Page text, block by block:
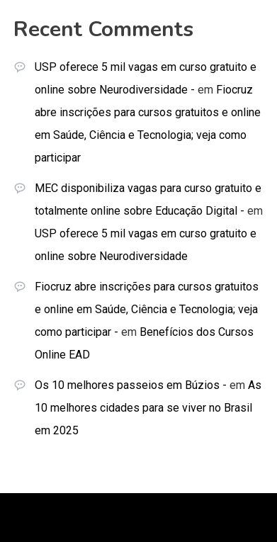
Recent Comments
USP oferece 5 mil vagas em curso gratuito e
online sobre Neurodiversidade - em Fiocruz
abre inscrições para cursos gratuitos e online
em Saúde, Ciência e Tecnologia; veja como
participar
MEC disponibiliza vagas para curso gratuito e
totalmente online sobre Educação Digital - em
USP oferece 5 mil vagas em curso gratuito e
online sobre Neurodiversidade
Fiocruz abre inscrições para cursos gratuitos
e online em Saúde, Ciência e Tecnologia; veja
como participar - em Benefícios dos Cursos
Online EAD
Os 10 melhores passeios em Búzios - em As
10 melhores cidades para se viver no Brasil
em 2025